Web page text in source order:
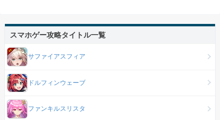
スマホゲー攻略タイトル一覧
サファイアスフィア
ドルフィンウェーブ
ファンキルスリスタ